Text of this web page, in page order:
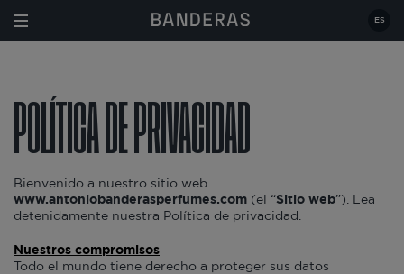
ES
POLÍTICA DE PRIVACIDAD
Bienvenido a nuestro sitio web
www.antoniobanderasperfumes.com (el “Sitio web”). Lea
detenidamente nuestra Política de privacidad.
Nuestros compromisos
Todo el mundo tiene derecho a proteger sus datos